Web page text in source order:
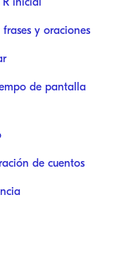
y oraciones
de pantalla
de cuentos